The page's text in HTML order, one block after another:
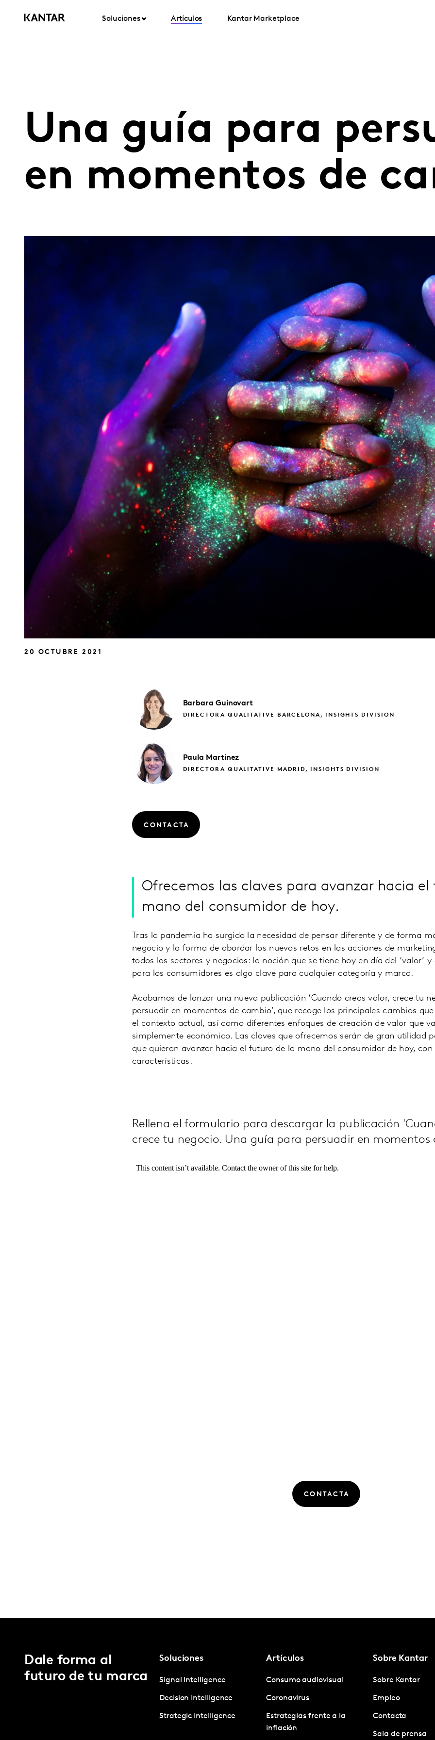
Soluciones Artículos Kantar Marketplace
Una guía para
en momentos de
20 OCTUBRE 2021
Barbara Guinovart
DIRECTORA QUALITATIVE BARCELONA, INSIGHTS DIVISION
Paula Martinez
DIRECTORA QUALITATIVE MADRID, INSIGHTS DIVISION
CONTACTA
Ofrecemos las claves para avanzar hacia
mano del consumidor de hoy.
Tras la pandemia ha surgido la necesidad de pensar diferente y de forma
negocio y la forma de abordar los nuevos retos en las acciones de
todos los sectores y negocios: la noción que se tiene hoy en día del ‘valor’
para los consumidores es algo clave para cualquier categoría y marca.
Acabamos de lanzar una nueva publicación ‘Cuando creas valor, crece tu
persuadir en momentos de cambio’, que recoge los principales cambios
el contexto actual, así como diferentes enfoques de creación de valor que
simplemente económico. Las claves que ofrecemos serán de gran utilidad
que quieran avanzar hacia el futuro de la mano del consumidor de hoy, con
características.
Rellena el formulario para descargar la publicación
crece tu negocio. Una guía para persuadir en momentos
CONTACTA
Dale forma al
futuro de tu marca
Soluciones
Signal Intelligence
Decision Intelligence
Strategic Intelligence
Artículos
Consumo audiovisual
Coronavirus
Estrategias frente a la
inflación
Sobre Kantar
Sobre Kantar
Empleo
Contacta
Sala de prensa